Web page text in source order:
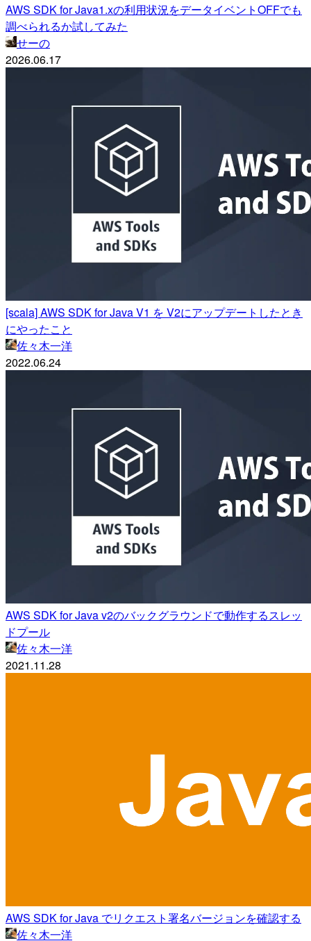
AWS SDK for Java1.xの利用状況をデータイベントOFFでも
調べられるか試してみた
せーの
2026.06.17
[scala] AWS SDK for Java V1 を V2にアップデートしたとき
にやったこと
佐々木一洋
2022.06.24
AWS SDK for Java v2のバックグラウンドで動作するスレッ
ドプール
佐々木一洋
2021.11.28
AWS SDK for Java でリクエスト署名バージョンを確認する
佐々木一洋